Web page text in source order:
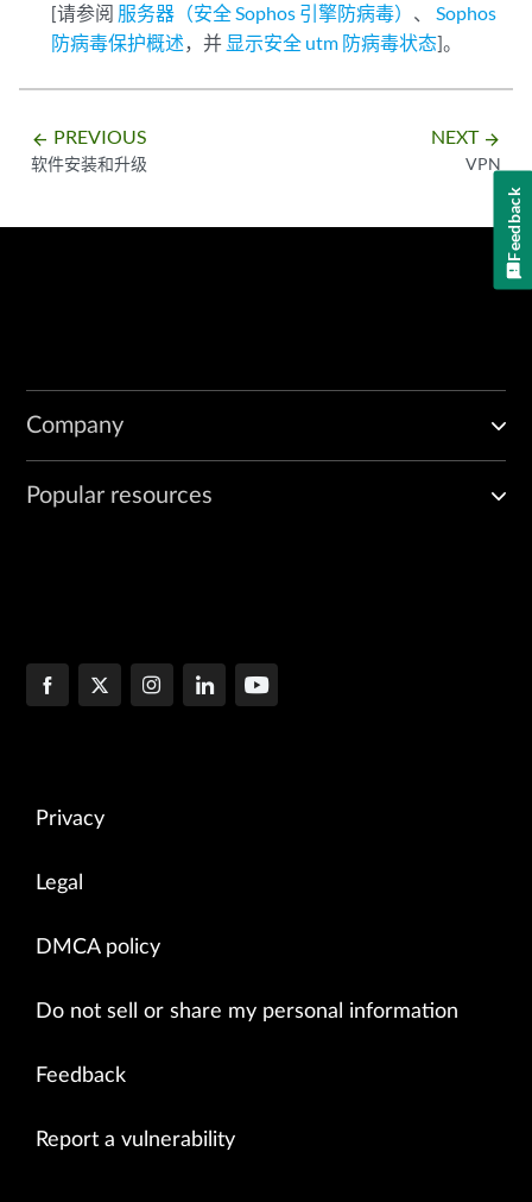
[请参阅 服务器（安全 Sophos 引擎防病毒） 、Sophos
防病毒保护概述，并 显示安全 utm 防病毒状态]。
arrow_backward PREVIOUS
软件安装和升级
NEXT arrow_forward
VPN
Company
Popular resources
Privacy
Legal
DMCA policy
Do not sell or share my personal information
Feedback
Report a vulnerability
Feedback